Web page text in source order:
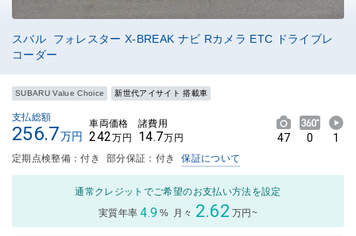
スバル フォレスター X-BREAK ナビ Rカメラ ETC ドライブレ
コーダー
SUBARU Value Choice 新世代アイサイト 搭載車
支払総額
256.7万円
車両価格
242万円
諸費用
14.7万円 47 0 1
定期点検整備：付き 部分保証：付き 保証について
通常クレジットでご希望のお支払い方法を設定
実質年率 4.9 % 月々 2.62 万円~